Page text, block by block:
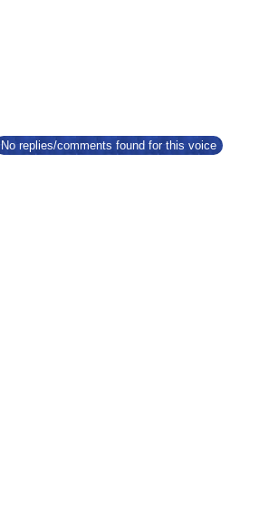
No replies/comments found for this voice